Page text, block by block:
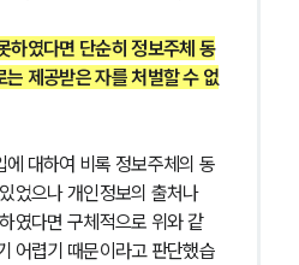
하였다면 단순히 정보주체 동
제공받은 자를 처벌할 수 없
대하여 비록 정보주체의 동
었으나 개인정보의 출처나
였다면 구체적으로 위와 같
어렵기 때문이라고 판단했습